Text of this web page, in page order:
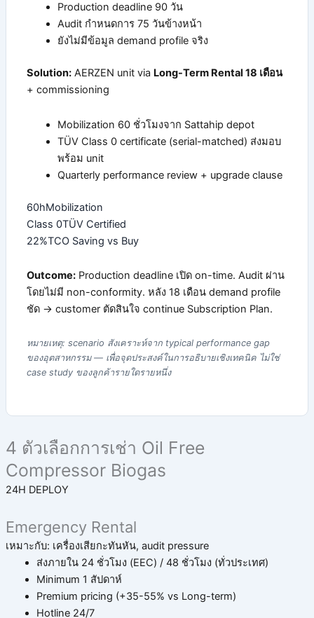
Production deadline 90 วัน
Audit กำหนดการ 75 วันข้างหน้า
ยังไม่มีข้อมูล demand profile จริง
Solution: AERZEN unit via Long-Term Rental 18 เดือน
+ commissioning
Mobilization 60 ชั่วโมงจาก Sattahip depot
TÜV Class 0 certificate (serial-matched) ส่งมอบ
พร้อม unit
Quarterly performance review + upgrade clause
60hMobilization
Class 0TÜV Certified
22%TCO Saving vs Buy
Outcome: Production deadline เปิด on-time. Audit ผ่าน
โดยไม่มี non-conformity. หลัง 18 เดือน demand profile
ชัด → customer ตัดสินใจ continue Subscription Plan.
หมายเหตุ: scenario สังเคราะห์จาก typical performance gap
ของอุตสาหกรรม — เพื่อจุดประสงค์ในการอธิบายเชิงเทคนิค ไม่ใช่
case study ของลูกค้ารายใดรายหนึ่ง
4 ตัวเลือกการเช่า Oil Free
Compressor Biogas
24H DEPLOY
Emergency Rental
เหมาะกับ: เครื่องเสียกะทันหัน, audit pressure
ส่งภายใน 24 ชั่วโมง (EEC) / 48 ชั่วโมง (ทั่วประเทศ)
Minimum 1 สัปดาห์
Premium pricing (+35-55% vs Long-term)
Hotline 24/7